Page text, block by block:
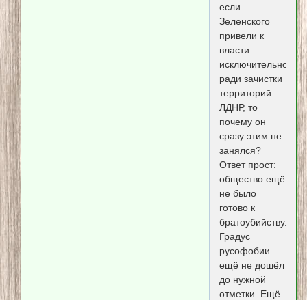
если
Зеленского
привели к
власти
исключительно
ради зачистки
территорий
ЛДНР, то
почему он
сразу этим не
занялся?
Ответ прост:
общество ещё
не было
готово к
братоубийству.
Градус
русофобии
ещё не дошёл
до нужной
отметки. Ещё